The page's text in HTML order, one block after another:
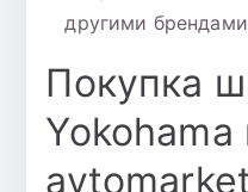
другими
Покупка
Yokohama